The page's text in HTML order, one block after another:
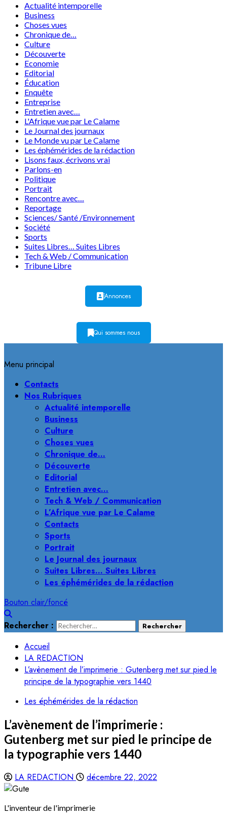
Actualité intemporelle
Business
Choses vues
Chronique de…
Culture
Découverte
Economie
Editorial
Éducation
Enquête
Entreprise
Entretien avec…
L'Afrique vue par Le Calame
Le Journal des journaux
Le Monde vu par Le Calame
Les éphémérides de la rédaction
Lisons faux, écrivons vrai
Parlons-en
Politique
Portrait
Rencontre avec…
Reportage
Sciences/ Santé /Environnement
Société
Sports
Suites Libres… Suites Libres
Tech & Web / Communication
Tribune Libre
Annonces
Qui sommes nous
Menu principal
Contacts
Nos Rubriques
Actualité intemporelle
Business
Culture
Choses vues
Chronique de…
Découverte
Editorial
Entretien avec…
Tech & Web / Communication
L’Afrique vue par Le Calame
Contacts
Sports
Portrait
Le Journal des journaux
Suites Libres… Suites Libres
Les éphémérides de la rédaction
Bouton clair/foncé
Rechercher :
Accueil
LA REDACTION
L’avènement de l’imprimerie : Gutenberg met sur pied le
principe de la typographie vers 1440
Les éphémérides de la rédaction
L’avènement de l’imprimerie :
Gutenberg met sur pied le principe de
la typographie vers 1440
LA REDACTION décembre 22, 2022
L'inventeur de l'imprimerie